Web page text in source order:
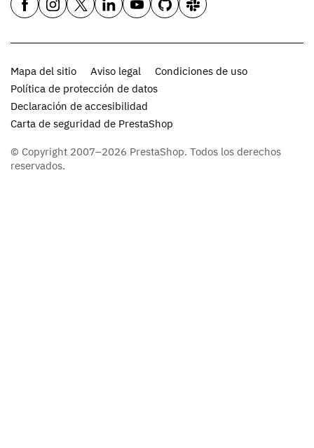
Mapa del sitio Aviso legal
Condiciones de uso
Política de protección de datos
Declaración de accesibilidad
Carta de seguridad de PrestaShop
© Copyright 2007–2026 PrestaShop. Todos los derechos
reservados.